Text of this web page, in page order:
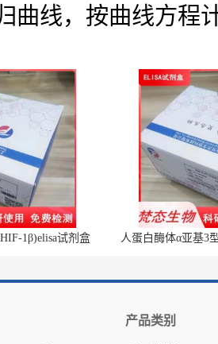
曲线，按曲线方程
1β)elisa试剂盒 人蛋白酶体α亚基3
产品类别